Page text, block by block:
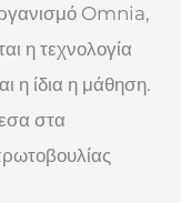
Omnia,
η τεχνολογία
η ίδια η μάθηση.
στα